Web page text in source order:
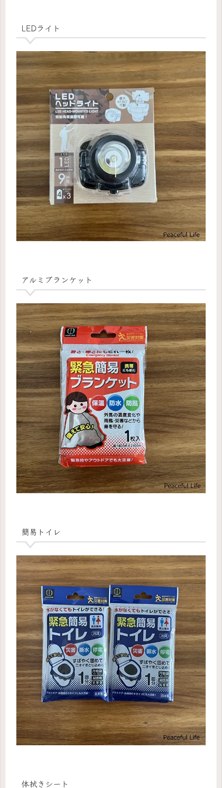
LEDライト
アルミブランケット
簡易トイレ
体拭きシート